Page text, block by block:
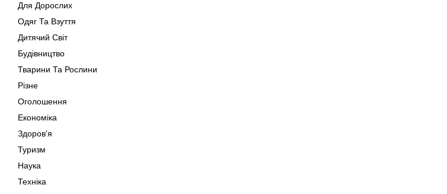
Для Дорослих
Одяг Та Взуття
Дитячий Світ
Будівництво
Тварини Та Рослини
Різне
Оголошення
Економіка
Здоров'я
Туризм
Наука
Техніка